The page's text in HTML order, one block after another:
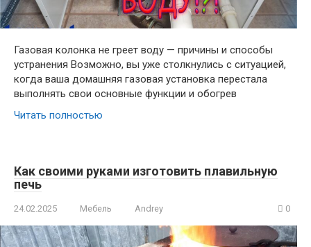
Газовая колонка не греет воду — причины и способы
устранения Возможно, вы уже столкнулись с ситуацией,
когда ваша домашняя газовая установка перестала
выполнять свои основные функции и обогрев
Читать полностью
Как своими руками изготовить плавильную
печь
24.02.2025 Мебель Andrey 0